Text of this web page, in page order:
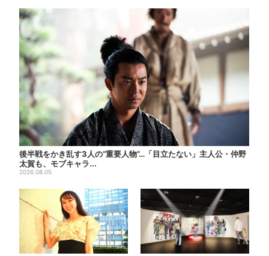
後半戦をかき乱す3人の“重要人物”…「目立たない」主人公・仲野
太賀も、モブキャラ...
2026.08.05